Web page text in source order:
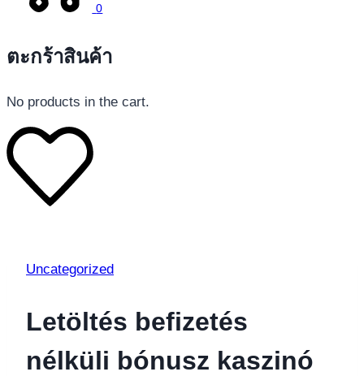
0
ตะกร้าสินค้า
No products in the cart.
Uncategorized
Letöltés befizetés
nélküli bónusz kaszinó